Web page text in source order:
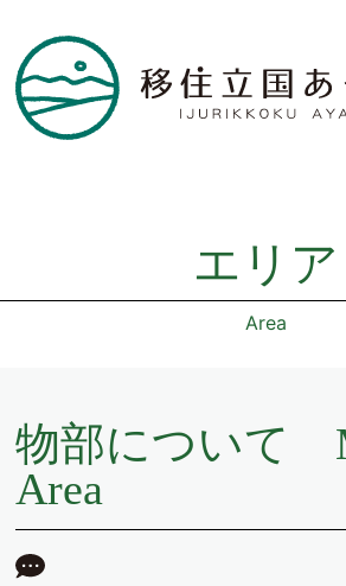
エリア
Area
物部について
Area